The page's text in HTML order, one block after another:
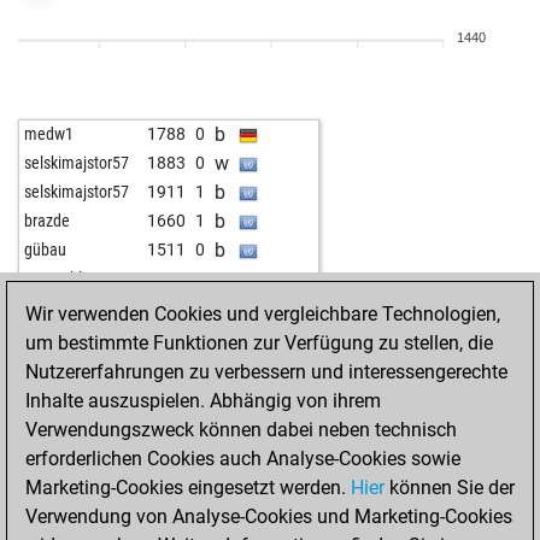
b
early abort 2462 0 w
v2ax70 1877 0 w
shach_denta 2020 b
ccm 1989 b
newplan 1929 1 b
romikol1972 2004 0 b
josevaldes 1935 1 w
karl197 1949 1 b
early abort 2455 0 w
roding60733 1916 1 w
shafikk 1722 1 b
karl197 1936 0 b
karl197 1960 1 w
monacofranze 1647 1 b
1440
medw1 1788 0 b
selskimajstor57 1883 0 w
selskimajstor57 1911 1 b
brazde 1660 1 b
gübau 1511 0 b
nuage blanc 1680 0 w
nuage blanc 1663 0 b
pommes 1852 0 b
dlakovuk 1675 0 w
hammerfest 1852 1 w
dlakovuk 1694 1 b
pommes 1861 r w
therebuker 1753 0 w
early abort 2252 0 w
Wir verwenden Cookies und vergleichbare Technologien,
um bestimmte Funktionen zur Verfügung zu stellen, die
Nutzererfahrungen zu verbessern und interessengerechte
Inhalte auszuspielen. Abhängig von ihrem
Verwendungszweck können dabei neben technisch
erforderlichen Cookies auch Analyse-Cookies sowie
Marketing-Cookies eingesetzt werden. Hierkönnen Sie der
Verwendung von Analyse-Cookies und Marketing-Cookies